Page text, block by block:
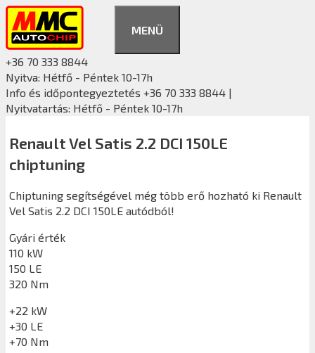
Kilépés
tartalomba
MENÜ
+36 70 333 8844
Nyitva: Hétfő - Péntek 10-17h
Info és időpontegyeztetés +36 70 333 8844 |
Nyitvatartás: Hétfő - Péntek 10-17h
Renault Vel Satis 2.2 DCI 150LE
chiptuning
Chiptuning segítségével még több erő hozható ki Renault
Vel Satis 2.2 DCI 150LE autódból!
Gyári érték
110 kW
150 LE
320 Nm
+22 kW
+30 LE
+70 Nm